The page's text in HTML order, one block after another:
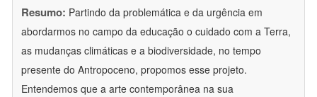
Resumo: Partindo da problemática e da urgência em
abordarmos no campo da educação o cuidado com a Terra,
as mudanças climáticas e a biodiversidade, no tempo
presente do Antropoceno, propomos esse projeto.
Entendemos que a arte contemporânea na sua